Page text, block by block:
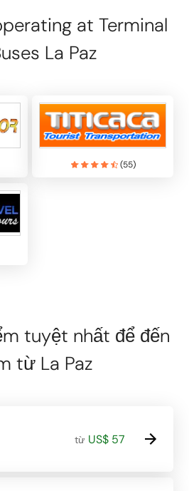
at Terminal
La Paz
(55)
tuyệt nhất để đến
từ La Paz
từ US$ 57